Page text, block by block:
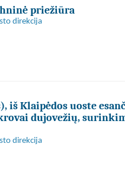
priežiūra
direkcija
Klaipėdos uoste
dujovežių,
direkcija